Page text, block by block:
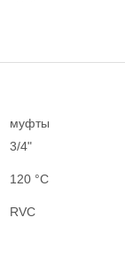
муфты
3/4"
120 °C
RVC